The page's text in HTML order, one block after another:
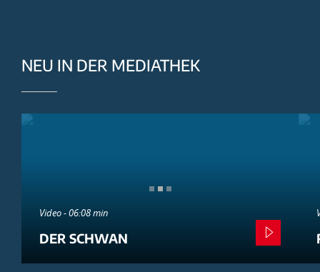
NEU IN DER MEDIATHEK
Video - 06:08 min
DER SCHWAN